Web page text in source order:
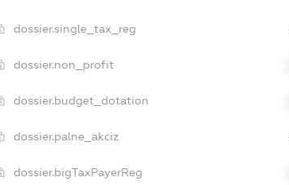
dossier.single_tax_reg
dossier.non_profit
dossier.budget_dotation
dossier.palne_akciz
dossier.bigTaxPayerReg